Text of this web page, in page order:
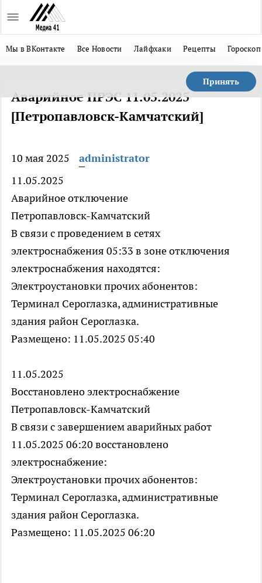
Мы в ВКонтакте Все Новости Лайфхаки Рецепты Гороскоп
Принять
Аварийное ПРЭС 11.05.2025
[Петропавловск-Камчатский]
10 мая 2025
administrator
11.05.2025
Аварийное отключение
Петропавловск-Камчатский
В связи с проведением в сетях
электроснабжения 05:33 в зоне отключения
электроснабжения находятся:
Электроустановки прочих абонентов:
Терминал Сероглазка, административные
здания район Сероглазка.
Размещено: 11.05.2025 05:40
11.05.2025
Восстановлено электроснабжение
Петропавловск-Камчатский
В связи с завершением аварийных работ
11.05.2025 06:20 восстановлено
электроснабжение:
Электроустановки прочих абонентов:
Терминал Сероглазка, административные
здания район Сероглазка.
Размещено: 11.05.2025 06:20